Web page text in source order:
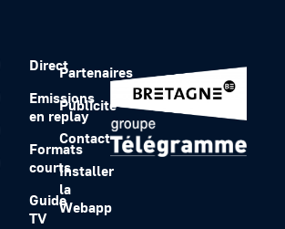
Direct
Emissions
en replay
Formats
courts
Guide
TV
Partenaires
Publicité
Contact
Installer
la
Webapp